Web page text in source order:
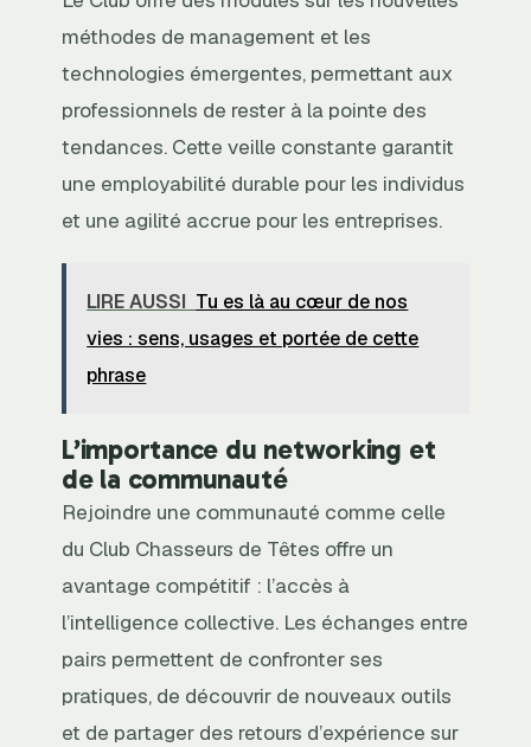
méthodes de management et les
technologies émergentes, permettant aux
professionnels de rester à la pointe des
tendances. Cette veille constante garantit
une employabilité durable pour les individus
et une agilité accrue pour les entreprises.
LIRE AUSSI Tu es là au cœur de nos
vies : sens, usages et portée de cette
phrase
L’importance du networking et
de la communauté
Rejoindre une communauté comme celle
du Club Chasseurs de Têtes offre un
avantage compétitif : l’accès à
l’intelligence collective. Les échanges entre
pairs permettent de confronter ses
pratiques, de découvrir de nouveaux outils
et de partager des retours d’expérience sur